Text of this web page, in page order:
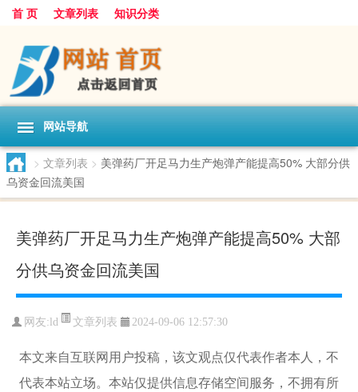
首 页 文章列表 知识分类
网站导航
> 文章列表 > 美弹药厂开足马力生产炮弹产能提高50% 大部分供
乌资金回流美国
美弹药厂开足马力生产炮弹产能提高50% 大部
分供乌资金回流美国
网友:ld 文章列表 2024-09-06 12:57:30
本文来自互联网用户投稿，该文观点仅代表作者本人，不
代表本站立场。本站仅提供信息存储空间服务，不拥有所